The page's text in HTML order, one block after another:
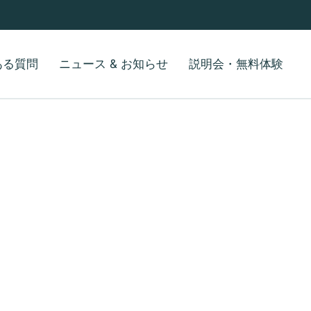
質問 ニュース & お知らせ 説明会・無料体験